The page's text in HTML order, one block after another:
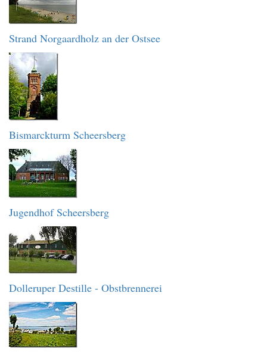
Strand Norgaardholz an der Ostsee
Bismarckturm Scheersberg
Jugendhof Scheersberg
Dolleruper Destille - Obstbrennerei